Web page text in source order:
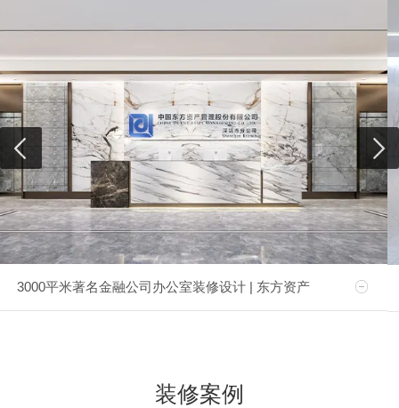
3000平米著名金融公司办公室装修设计 | 东方资产
装修案例